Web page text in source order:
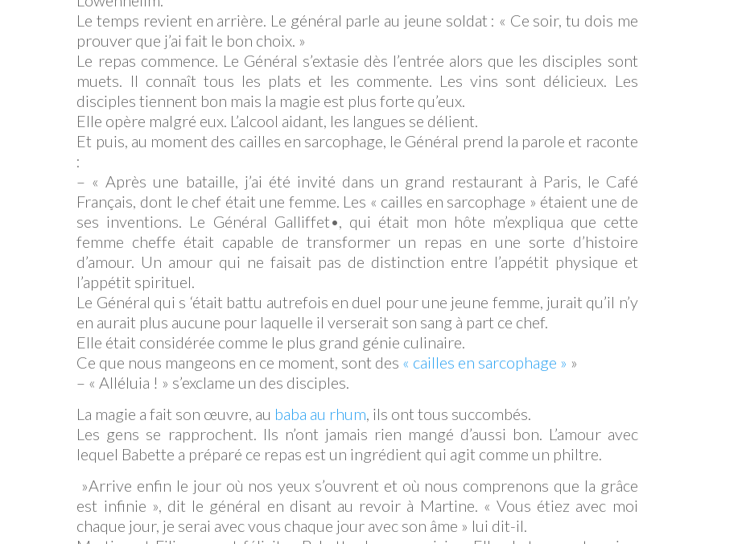
Le temps revient en arrière. Le général parle au jeune soldat : « Ce soir, tu dois me
prouver que j’ai fait le bon choix. »
Le repas commence. Le Général s’extasie dès l’entrée alors que les disciples sont
muets. Il connaît tous les plats et les commente. Les vins sont délicieux. Les
disciples tiennent bon mais la magie est plus forte qu’eux.
Elle opère malgré eux. L’alcool aidant, les langues se délient.
Et puis, au moment des cailles en sarcophage, le Général prend la parole et raconte
:
– « Après une bataille, j’ai été invité dans un grand restaurant à Paris, le Café
Français, dont le chef était une femme. Les « cailles en sarcophage » étaient une de
ses inventions. Le Général Galliffet•, qui était mon hôte m’expliqua que cette
femme cheffe était capable de transformer un repas en une sorte d’histoire
d’amour. Un amour qui ne faisait pas de distinction entre l’appétit physique et
l’appétit spirituel.
Le Général qui s ‘était battu autrefois en duel pour une jeune femme, jurait qu’il n’y
en aurait plus aucune pour laquelle il verserait son sang à part ce chef.
Elle était considérée comme le plus grand génie culinaire.
Ce que nous mangeons en ce moment, sont des « cailles en sarcophage » »
– « Alléluia ! » s’exclame un des disciples.
La magie a fait son œuvre, au baba au rhum, ils ont tous succombés.
Les gens se rapprochent. Ils n’ont jamais rien mangé d’aussi bon. L’amour avec
lequel Babette a préparé ce repas est un ingrédient qui agit comme un philtre.
»Arrive enfin le jour où nos yeux s’ouvrent et où nous comprenons que la grâce
est infinie », dit le général en disant au revoir à Martine. « Vous étiez avec moi
chaque jour, je serai avec vous chaque jour avec son âme » lui dit-il.